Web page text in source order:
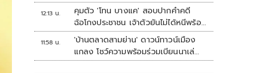
12:13 น.
คุมตัว 'โทน บางแค' สอบปากคำคดี
ฉ้อโกงประชาชน เจ้าตัวยันไม่ได้หนีพร้อม
สู้คดี
11:58 น.
'บ้านตลาดสามย่าน' ดาวน์ทาวน์เมือง
แกลง โชว์ความพร้อมร่วมเบียนนาเล่
ระยอง